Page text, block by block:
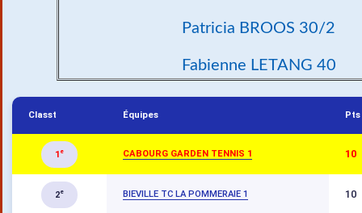
Patricia BROOS 30/2
Fabienne LETANG 40
Classt Équipes Pts
1 e CABOURG GARDEN TENNIS 1 10
2e BIEVILLE TC LA POMMERAIE 1 10